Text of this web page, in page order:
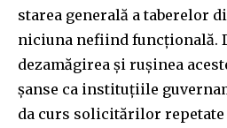
starea generală a taberelor
niciuna nefiind funcțională.
dezamăgirea și rușinea
șanse ca instituțiile
da curs solicitărilor